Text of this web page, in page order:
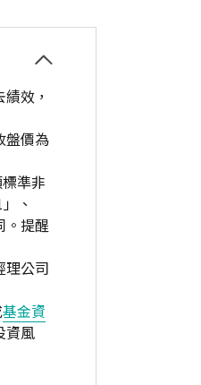
效，
盤價為
準非
、
。提醒
理公司
基金資
資風